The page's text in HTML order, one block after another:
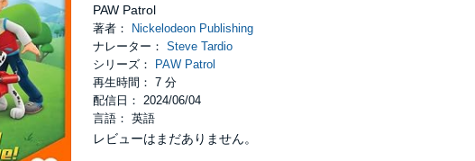
PAW Patrol
著者：
Nickelodeon Publishing
ナレーター： Steve Tardio
シリーズ：
PAW Patrol
再生時間： 7 分
配信日： 2024/06/04
言語： 英語
レビューはまだありません。